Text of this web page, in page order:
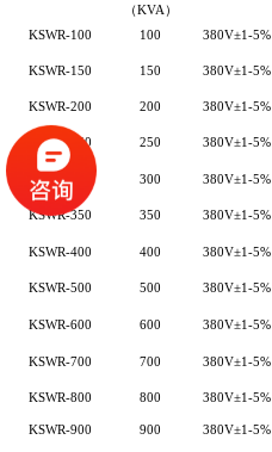
（KVA）
KSWR-100 100 380V±1-5%
KSWR-150 150 380V±1-5%
KSWR-200 200 380V±1-5%
KSWR-250 250 380V±1-5%
KSWR-300 300 380V±1-5%
KSWR-350 350 380V±1-5%
KSWR-400 400 380V±1-5%
KSWR-500 500 380V±1-5%
KSWR-600 600 380V±1-5%
KSWR-700 700 380V±1-5%
KSWR-800 800 380V±1-5%
KSWR-900 900 380V±1-5%